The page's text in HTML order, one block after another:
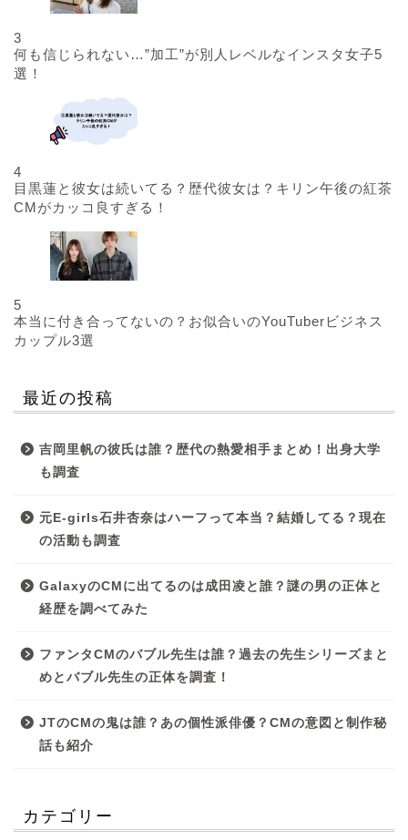
3
何も信じられない…”加工”が別人レベルなインスタ女子5
選！
4
目黒蓮と彼女は続いてる？歴代彼女は？キリン午後の紅茶
CMがカッコ良すぎる！
5
本当に付き合ってないの？お似合いのYouTuberビジネス
カップル3選
最近の投稿
吉岡里帆の彼氏は誰？歴代の熱愛相手まとめ！出身大学
も調査
元E-girls石井杏奈はハーフって本当？結婚してる？現在
の活動も調査
GalaxyのCMに出てるのは成田凌と誰？謎の男の正体と
経歴を調べてみた
ファンタCMのバブル先生は誰？過去の先生シリーズまと
めとバブル先生の正体を調査！
JTのCMの鬼は誰？あの個性派俳優？CMの意図と制作秘
話も紹介
カテゴリー